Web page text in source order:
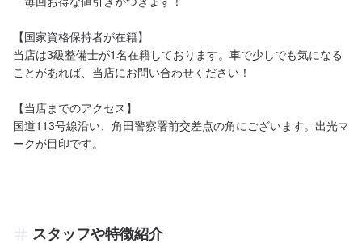
【国家資格保持者が在籍】
当店は3級整備士が1名在籍しております。車で少しでも気になる
ことがあれば、当店にお問い合わせください！
【当店までのアクセス】
国道113号線沿い、角田警察署前交差点の角にございます。出光マ
ークが目印です。
スタッフや特徴紹介